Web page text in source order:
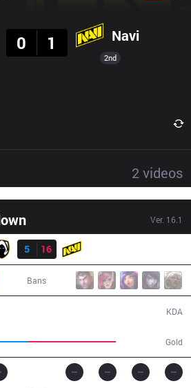
0
1 Navi
2nd
2 videos
Ver. 16.1
5
16
Bans
Gold
KDA